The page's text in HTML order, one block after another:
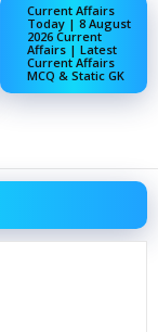
Current Affairs
Today | 8 August
2026 Current
Affairs | Latest
Current Affairs
MCQ & Static GK